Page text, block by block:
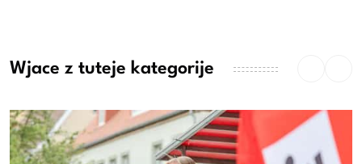
Wjace z tuteje kategorije